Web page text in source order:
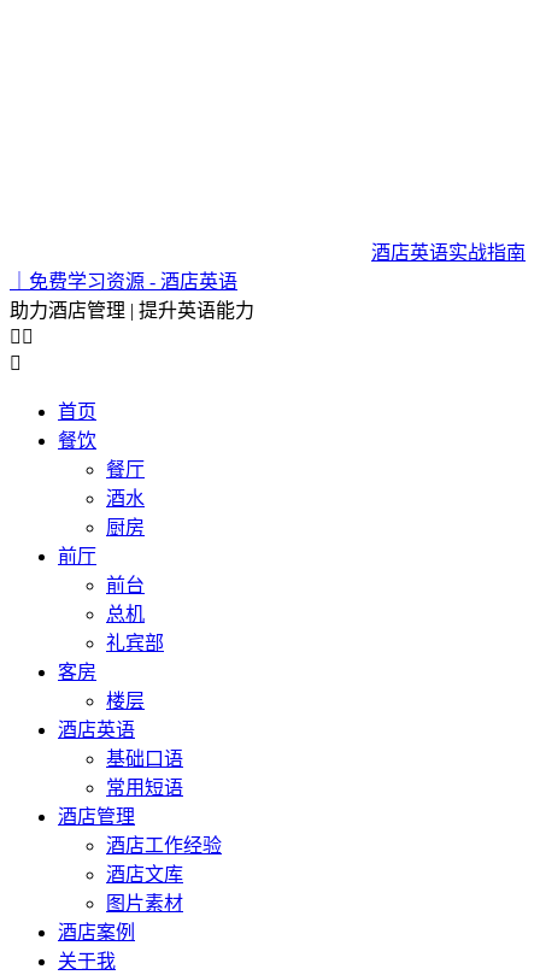
酒店英语实战指南
｜免费学习资源 - 酒店英语
助力酒店管理 | 提升英语能力
 

首页
餐饮
餐厅
酒水
厨房
前厅
前台
总机
礼宾部
客房
楼层
酒店英语
基础口语
常用短语
酒店管理
酒店工作经验
酒店文库
图片素材
酒店案例
关于我